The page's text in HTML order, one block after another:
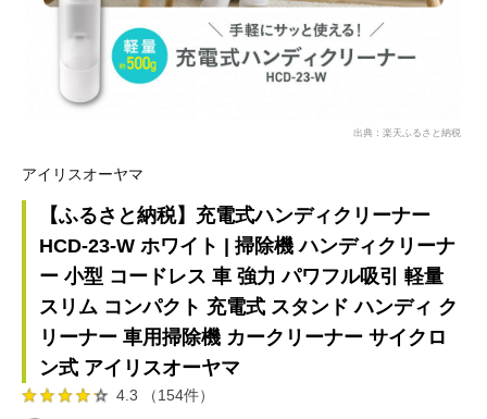
出典：楽天ふるさと納税
アイリスオーヤマ
【ふるさと納税】充電式ハンディクリーナー
HCD-23-W ホワイト | 掃除機 ハンディクリーナ
ー 小型 コードレス 車 強力 パワフル吸引 軽量
スリム コンパクト 充電式 スタンド ハンディ ク
リーナー 車用掃除機 カークリーナー サイクロ
ン式 アイリスオーヤマ
4.3 （154件）